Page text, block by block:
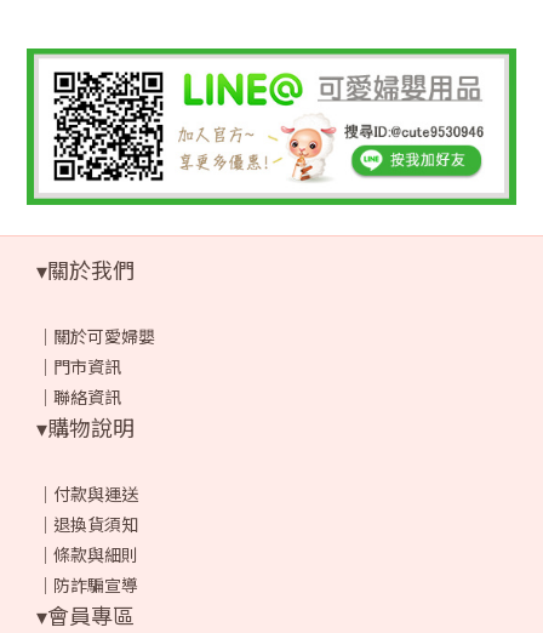
▾關於我們
｜ 關於可愛婦嬰
｜ 門市資訊
｜ 聯絡資訊
▾購物說明
｜ 付款與運送
｜ 退換貨須知
｜ 條款與細則
｜ 防詐騙宣導
▾會員專區